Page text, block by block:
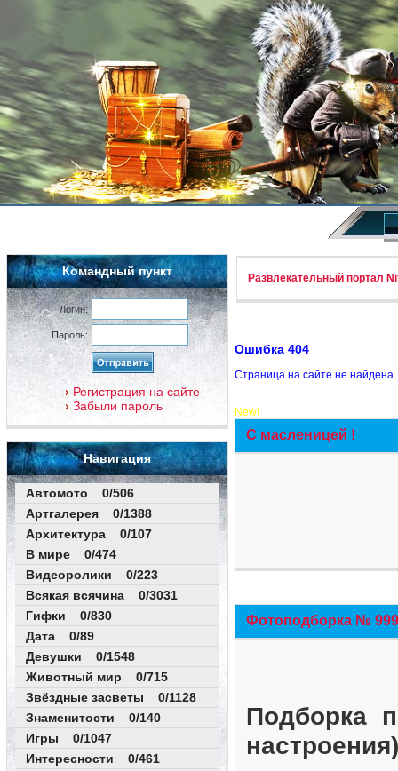
Командный пункт
Логин:
Пароль:
Регистрация на сайте
Забыли пароль
Навигация
Автомото 0/506
Артгалерея 0/1388
Архитектура 0/107
В мире 0/474
Видеоролики 0/223
Всякая всячина 0/3031
Гифки 0/830
Дата 0/89
Девушки 0/1548
Животный мир 0/715
Звёздные засветы 0/1128
Знаменитости 0/140
Игры 0/1047
Интересности 0/461
Развлекательный портал
Ошибка 404
Страница на сайте не
New!
С масленицей !
Фотоподборка №
Подборка